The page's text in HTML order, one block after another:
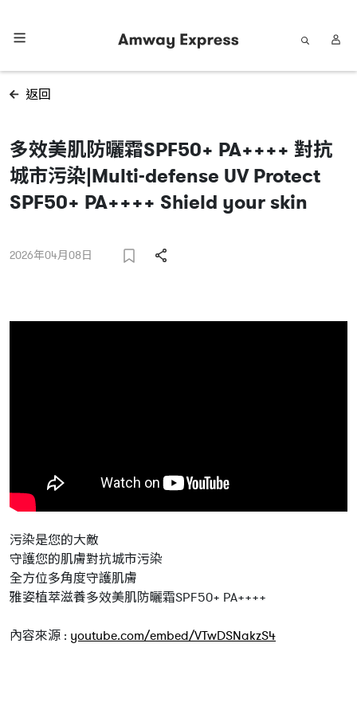
返回
多效美肌防曬霜SPF50+ PA++++ 對抗
城市污染|Multi-defense UV Protect
SPF50+ PA++++ Shield your skin
2026年04月08日
污染是您的大敵
守護您的肌膚對抗城市污染
全方位多角度守護肌膚
雅姿植萃滋養多效美肌防曬霜SPF50+ PA++++
內容來源 : youtube.com/embed/VTwDSNakzS4